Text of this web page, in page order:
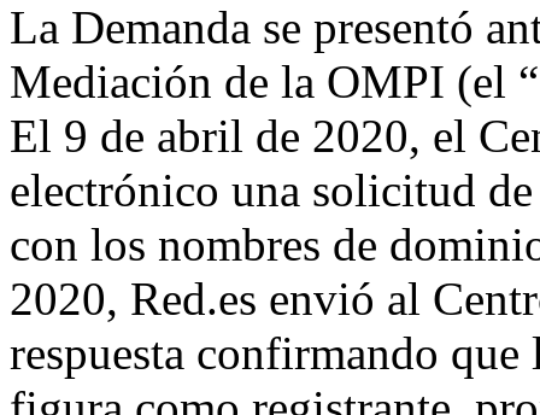
La Demanda se presentó
Mediación de la OMPI (el
El 9 de abril de 2020, el
electrónico una solicitud
con los nombres de
2020, Red.es envió al
respuesta confirmando que